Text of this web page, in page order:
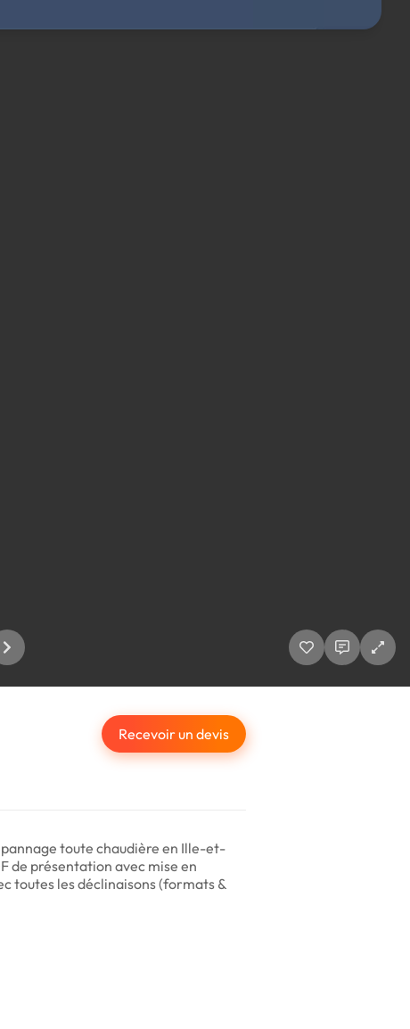
Recevoir un devis
toute chaudière en Ille-et-
de présentation avec mise en
toutes les déclinaisons (formats &